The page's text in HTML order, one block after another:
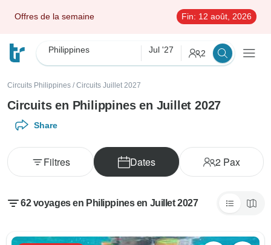
Offres de la semaine Fin: 12 août, 2026
Philippines Jul '27 2
Circuits Philippines / Circuits Juillet 2027
Circuits en Philippines en Juillet 2027
Share
Dates 2Pax
Filtres
62 voyages en Philippines en Juillet 2027